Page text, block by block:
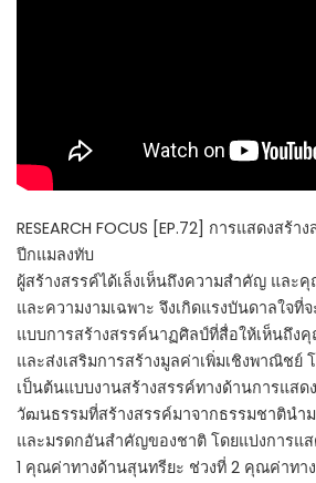
RESEARCH FOCUS [EP.72] การแสดงสร้
ปีกแมลงทับ
ผู้สร้างสรรค์ได้เล็งเห็นถึงความสำคัญ แล
และความงามเฉพาะ จึงเกิดแรงบันดาลใจ
แบบการสร้างสรรค์นาฏศิลป์ที่สื่อให้เห็นถึง
และส่งเสริมการสร้างมูลค่าเพิ่มเชิงพาณิชย์
เป็นต้นแบบงานสร้างสรรค์ทางด้านการแสด
วัฒนธรรมที่สร้างสรรค์มาจากธรรมชาตินำ
และมรดกอันสำคัญของชาติ โดยแบ่งการแส
1 คุณค่าทางด้านสุนทรียะ ช่วงที่ 2 คุณค่าท